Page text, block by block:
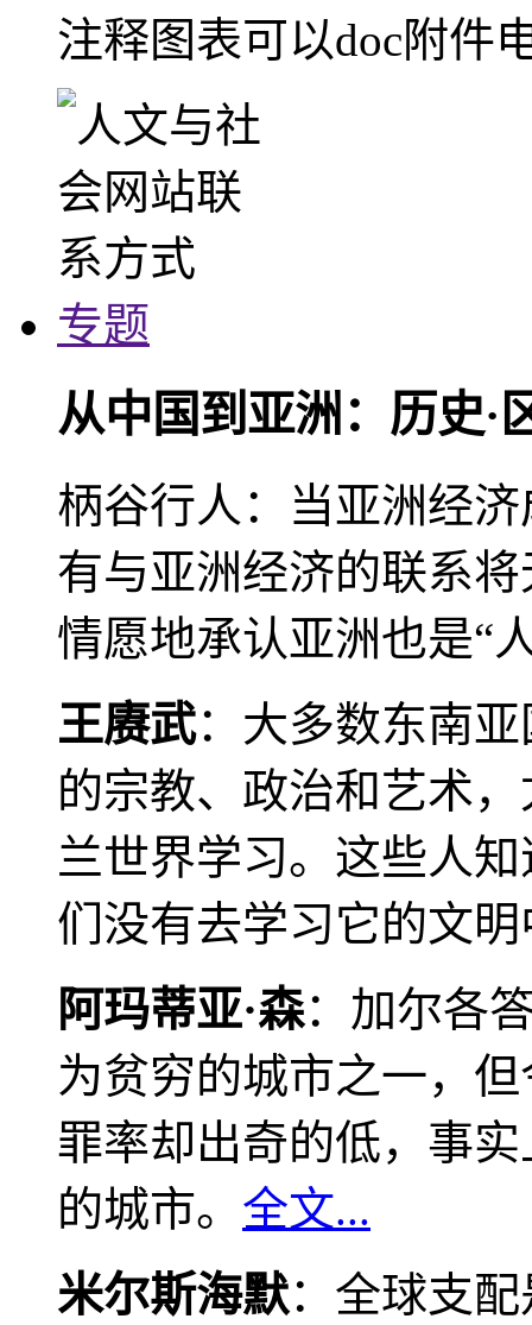
注释图表可以doc附件
专题
从中国到亚洲：历史·
柄谷行人：当亚洲经
有与亚洲经济的联系
情愿地承认亚洲也是“
王赓武：大多数东南
的宗教、政治和艺术
兰世界学习。这些人
们没有去学习它的文
阿玛蒂亚·森：加尔各
为贫穷的城市之一，
罪率却出奇的低，事
的城市。 全文...
米尔斯海默：全球支